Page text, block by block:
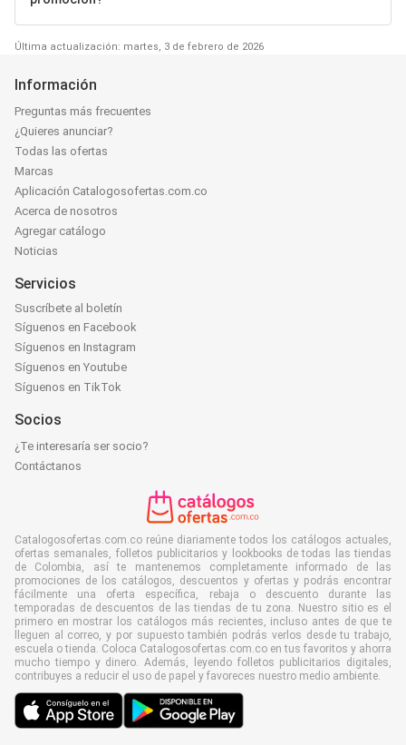
Última actualización: martes, 3 de febrero de 2026
Información
Preguntas más frecuentes
¿Quieres anunciar?
Todas las ofertas
Marcas
Aplicación Catalogosofertas.com.co
Acerca de nosotros
Agregar catálogo
Noticias
Servicios
Suscríbete al boletín
Síguenos en Facebook
Síguenos en Instagram
Síguenos en Youtube
Síguenos en TikTok
Socios
¿Te interesaría ser socio?
Contáctanos
Catalogosofertas.com.co reúne diariamente todos los catálogos actuales,
ofertas semanales, folletos publicitarios y lookbooks de todas las tiendas
de Colombia, así te mantenemos completamente informado de las
promociones de los catálogos, descuentos y ofertas y podrás encontrar
fácilmente una oferta específica, rebaja o descuento durante las
temporadas de descuentos de las tiendas de tu zona. Nuestro sitio es el
primero en mostrar los catálogos más recientes, incluso antes de que te
lleguen al correo, y por supuesto también podrás verlos desde tu trabajo,
escuela o tienda. Coloca Catalogosofertas.com.co en tus favoritos y ahorra
mucho tiempo y dinero. Además, leyendo folletos publicitarios digitales,
contribuyes a reducir el uso de papel y favoreces nuestro medio ambiente.